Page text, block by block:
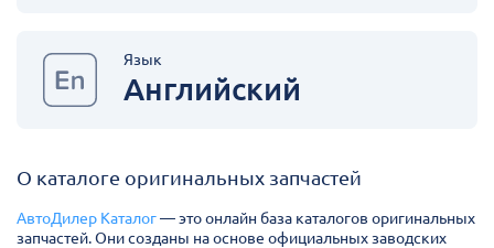
Язык
Английский
О каталоге оригинальных запчастей
АвтоДилер Каталог— это онлайн база каталогов оригинальных
запчастей. Они созданы на основе официальных заводских